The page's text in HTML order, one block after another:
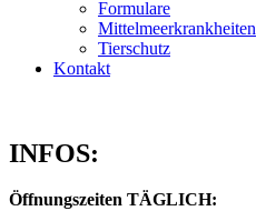
Formulare
Mittelmeerkrankheiten
Tierschutz
Kontakt
INFOS:
Öffnungszeiten TÄGLICH: